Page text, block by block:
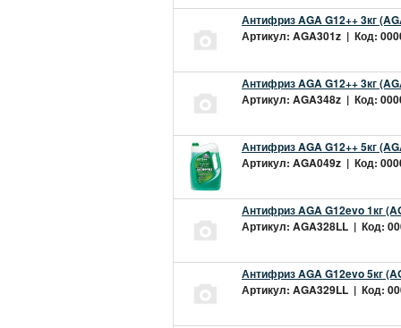
Антифриз AGA G12++ 3кг
Артикул: AGA301z | Код:
Антифриз AGA G12++ 3кг
Артикул: AGA348z | Код:
Антифриз AGA G12++ 5кг
Артикул: AGA049z | Код:
Антифриз AGA G12evo 1кг
Артикул: AGA328LL | Код:
Антифриз AGA G12evo 5кг
Артикул: AGA329LL | Код: